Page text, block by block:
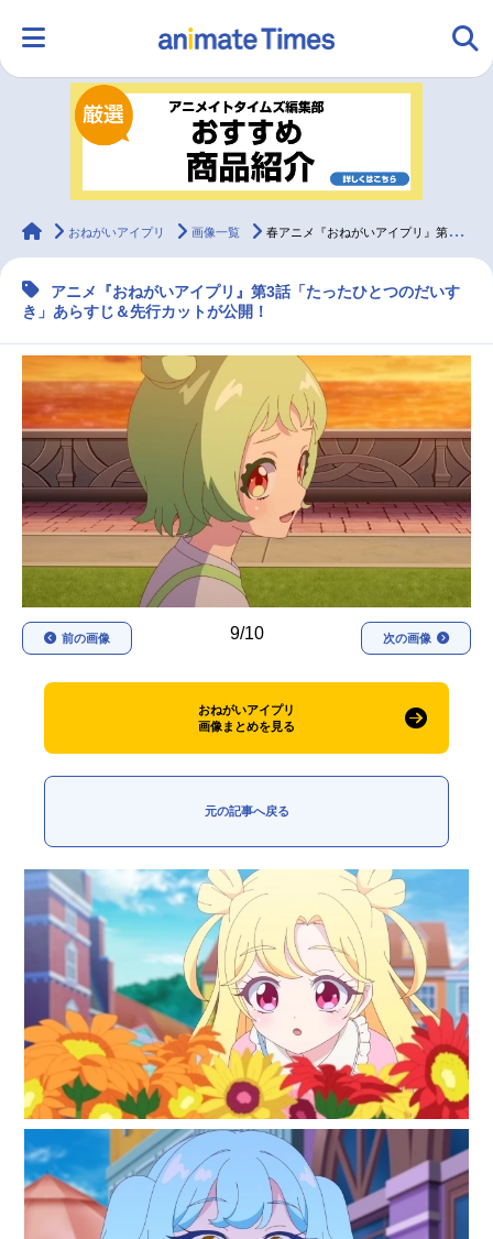
ランキング アニメ
ラジオ みんなの声
マンガ・ラノベ ゲーム・アプリ
2.5次元 配信・Vtuber トレンド 無料マンガ
最新記事一覧
アニメ記事一覧 声優記事一覧
アニメ映画一覧 実写化映画一覧
今期アニメ曜日別一覧
春アニメ
animateTimes
おねがいアイプリ 画像一覧 春アニメ『おねがいアイプリ』第3話あらすじ＆先行カット
アニメ『おねがいアイプリ』第3話「たったひとつのだいす
き」あらすじ＆先行カットが公開！
9/10
前の画像 次の画像
おねがいアイプリ
画像まとめを見る
元の記事へ戻る